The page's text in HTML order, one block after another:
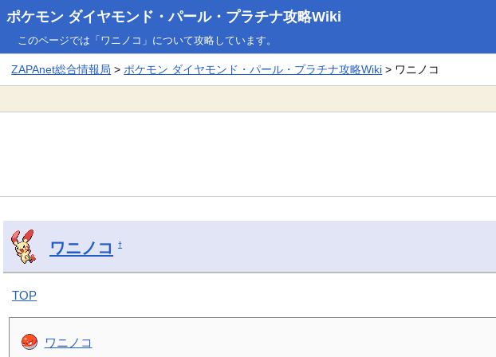
ポケモン ダイヤモンド・パール・プラチナ攻略Wiki
このページでは「ワニノコ」について攻略しています。
ZAPAnet総合情報局 >ポケモン ダイヤモンド・パール・プラチナ攻略Wiki > ワニノコ
ワニノコ †
TOP
ワニノコ